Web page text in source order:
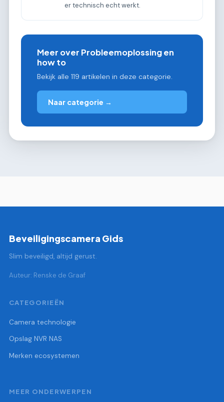
er technisch echt werkt.
Meer over Probleemoplossing en
how to
Bekijk alle 119 artikelen in deze categorie.
Naar categorie →
Beveiligingscamera Gids
Slim beveiligd, altijd gerust.
Auteur: Renske de Graaf
CATEGORIEËN
Camera technologie
Opslag NVR NAS
Merken ecosystemen
MEER ONDERWERPEN